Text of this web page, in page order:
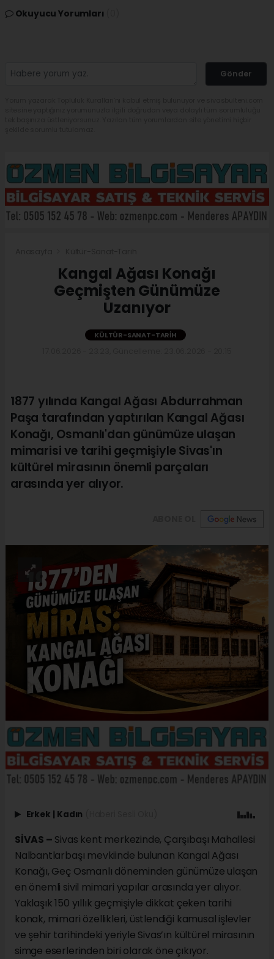
Okuyucu Yorumları
Gönder
Kangal Ağası Konağı
Geçmişten Günümüze
Uzanıyor
KÜLTÜR-SANAT-TARIH
1877 yılında Kangal Ağası Abdurrahman
Paşa tarafından yaptırılan Kangal Ağası
Konağı, Osmanlı'dan günümüze ulaşan
mimarisi ve tarihi geçmişiyle Sivas'ın
kültürel mirasının önemli parçaları
arasında yer alıyor.
Erkek Kadın
SİVAS – Sivas kent merkezinde, Çarşıbaşı Mahallesi
Nalbantlarbaşı mevkiinde bulunan Kangal Ağası
Konağı, Geç Osmanlı döneminden günümüze ulaşan
en önemli sivil mimari yapılar arasında yer alıyor.
Yaklaşık 150 yıllık geçmişiyle dikkat çeken tarihi
konak, mimari özellikleri, üstlendiği kamusal işlevler
ve şehir tarihindeki yeriyle Sivas’ın kültürel mirasının
simge eserlerinden biri olarak öne çıkıyor.